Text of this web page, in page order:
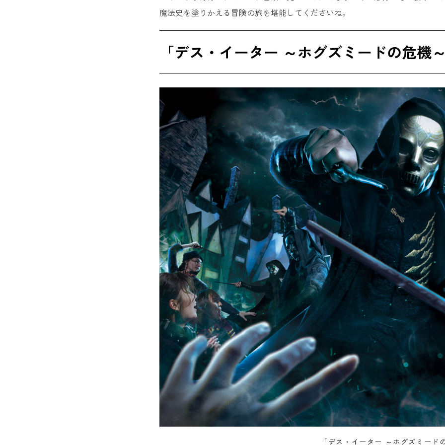
魔法史を塗りかえる冒険の旅を堪能してくださいね。
「デス・イーター ～ホグズミードの危機
「デス・イーター ～ホグズミード